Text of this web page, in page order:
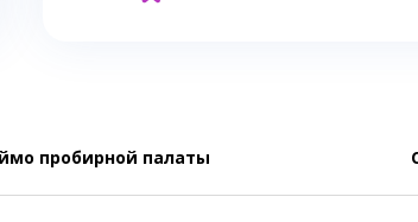
пробирной палаты